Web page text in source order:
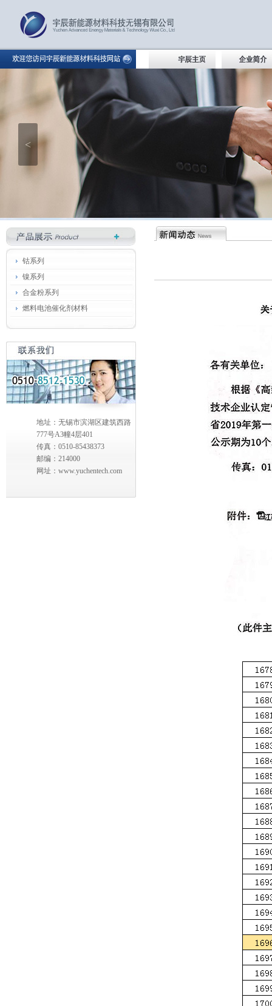
<
钴系列
镍系列
合金粉系列
燃料电池催化剂材料
地址：无锡市滨湖区建筑西路
777号A3幢4层401
传真：0510-85438373
邮编：214000
网址：www.yuchentech.com